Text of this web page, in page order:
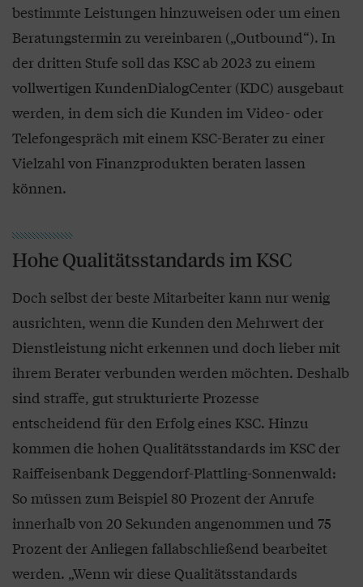
bestimmte Leistungen hinzuweisen oder um einen
Beratungstermin zu vereinbaren („Outbound“). In
der dritten Stufe soll das KSC ab 2023 zu einem
vollwertigen KundenDialogCenter (KDC) ausgebaut
werden, in dem sich die Kunden im Video- oder
Telefongespräch mit einem KSC-Berater zu einer
Vielzahl von Finanzprodukten beraten lassen
können.
Hohe Qualitätsstandards im KSC
Doch selbst der beste Mitarbeiter kann nur wenig
ausrichten, wenn die Kunden den Mehrwert der
Dienstleistung nicht erkennen und doch lieber mit
ihrem Berater verbunden werden möchten. Deshalb
sind straffe, gut strukturierte Prozesse
entscheidend für den Erfolg eines KSC. Hinzu
kommen die hohen Qualitätsstandards im KSC der
Raiffeisenbank Deggendorf-Plattling-Sonnenwald:
So müssen zum Beispiel 80 Prozent der Anrufe
innerhalb von 20 Sekunden angenommen und 75
Prozent der Anliegen fallabschließend bearbeitet
werden. „Wenn wir diese Qualitätsstandards